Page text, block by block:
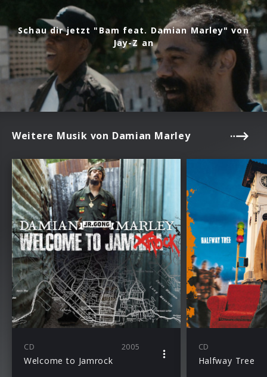
Schau dir jetzt "Bam feat. Damian Marley" von
Jay-Z an
Weitere Musik von Damian Marley
CD 2005
Welcome to Jamrock
CD
Halfway Tree